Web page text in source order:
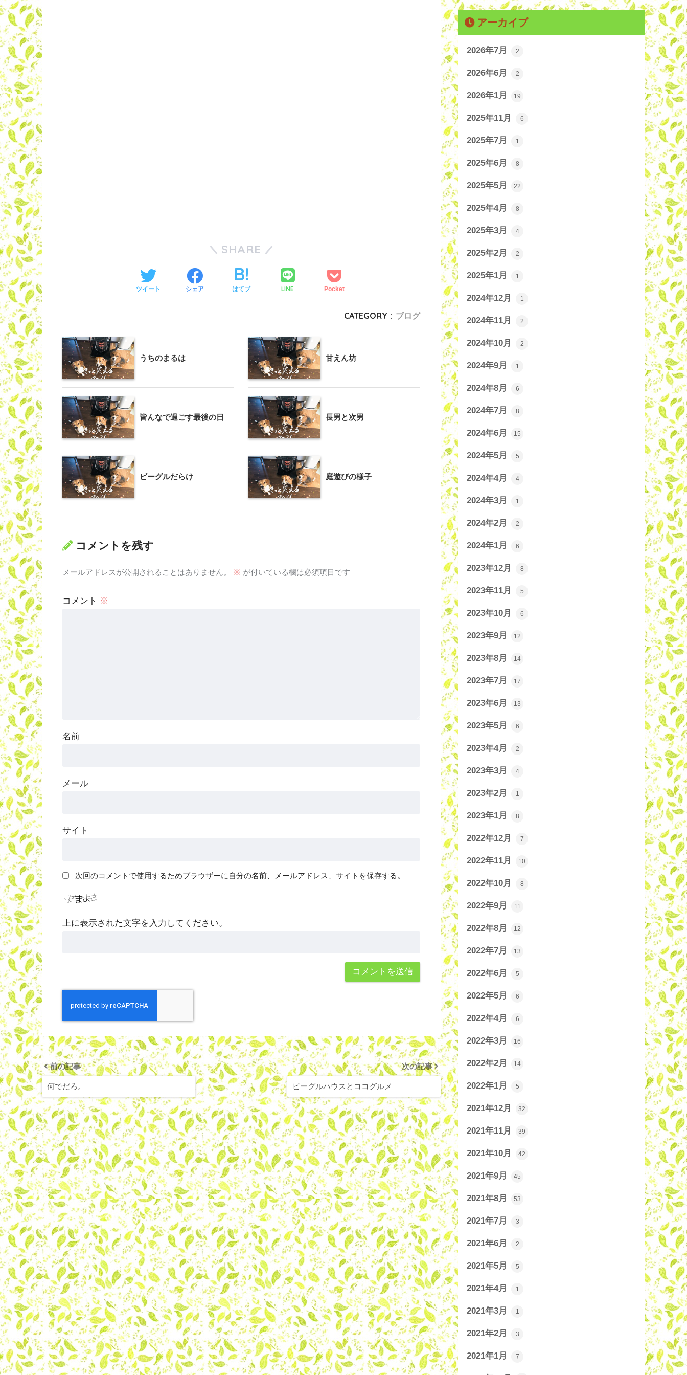
SHARE
ツイート シェア はてブ LINE Pocket
CATEGORY : ブログ
うちのまるは 甘えん坊
皆んなで過ごす最後の日 長男と次男
ビーグルだらけ 庭遊びの様子
コメントを残す
メールアドレスが公開されることはありません。 ※ が付いている欄は必須項目です
コメント ※
名前
メール
サイト
次回のコメントで使用するためブラウザーに自分の名前、メールアドレス、サイトを保存する。
上に表示された文字を入力してください。
前の記事
何でだろ。
次の記事
ビーグルハウスとココグルメ
アーカイブ
2026年7月 2
2026年6月 2
2026年1月 19
2025年11月 6
2025年7月 1
2025年6月 8
2025年5月 22
2025年4月 8
2025年3月 4
2025年2月 2
2025年1月 1
2024年12月 1
2024年11月 2
2024年10月 2
2024年9月 1
2024年8月 6
2024年7月 8
2024年6月 15
2024年5月 5
2024年4月 4
2024年3月 1
2024年2月 2
2024年1月 6
2023年12月 8
2023年11月 5
2023年10月 6
2023年9月 12
2023年8月 14
2023年7月 17
2023年6月 13
2023年5月 6
2023年4月 2
2023年3月 4
2023年2月 1
2023年1月 8
2022年12月 7
2022年11月 10
2022年10月 8
2022年9月 11
2022年8月 12
2022年7月 13
2022年6月 5
2022年5月 6
2022年4月 6
2022年3月 16
2022年2月 14
2022年1月 5
2021年12月 32
2021年11月 39
2021年10月 42
2021年9月 45
2021年8月 53
2021年7月 3
2021年6月 2
2021年5月 5
2021年4月 1
2021年3月 1
2021年2月 3
2021年1月 7